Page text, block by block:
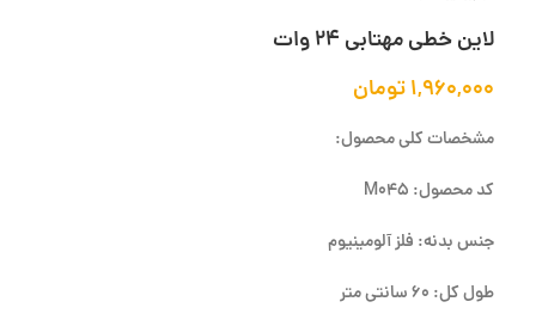
لاین خطی مهتابی 24 وات
۱,۹۶۰,۰۰۰تومان
مشخصات کلی محصول:
کد محصول: M045
جنس بدنه: فلز آلومینیوم
طول کل: 60 سانتی متر